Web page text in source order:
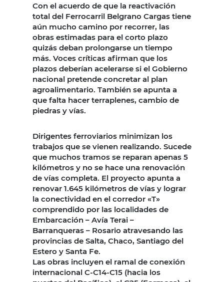
Con el acuerdo de que la reactivación
total del Ferrocarril Belgrano Cargas tiene
aún mucho camino por recorrer, las
obras estimadas para el corto plazo
quizás deban prolongarse un tiempo
más. Voces críticas afirman que los
plazos deberían acelerarse si el Gobierno
nacional pretende concretar al plan
agroalimentario. También se apunta a
que falta hacer terraplenes, cambio de
piedras y vías.
Dirigentes ferroviarios minimizan los
trabajos que se vienen realizando. Sucede
que muchos tramos se reparan apenas 5
kilómetros y no se hace una renovación
de vías completa. El proyecto apunta a
renovar 1.645 kilómetros de vías y lograr
la conectividad en el corredor «T»
comprendido por las localidades de
Embarcación – Avía Terai –
Barranqueras – Rosario atravesando las
provincias de Salta, Chaco, Santiago del
Estero y Santa Fe.
Las obras incluyen el ramal de conexión
internacional C-C14-C15 (hacia los